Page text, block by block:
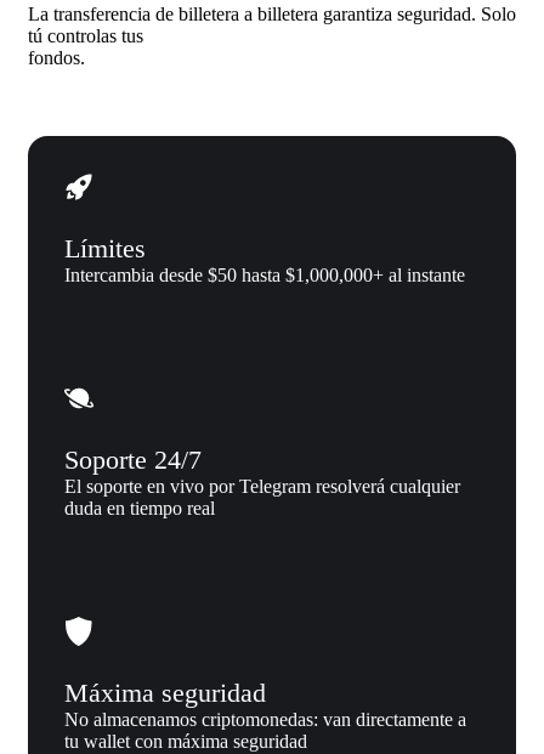
La transferencia de billetera a billetera garantiza seguridad. Solo
tú controlas tus
fondos.
Límites
Intercambia desde $50 hasta $1,000,000+ al instante
Soporte 24/7
El soporte en vivo por Telegram resolverá cualquier
duda en tiempo real
Máxima seguridad
No almacenamos criptomonedas: van directamente a
tu wallet con máxima seguridad